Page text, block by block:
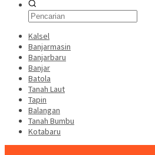
Kalsel
Banjarmasin
Banjarbaru
Banjar
Batola
Tanah Laut
Tapin
Balangan
Tanah Bumbu
Kotabaru